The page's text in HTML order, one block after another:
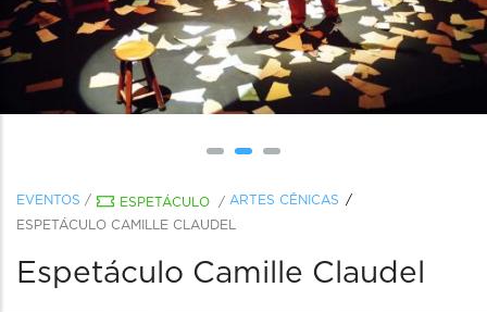
EVENTOS / ESPETÁCULO / ARTES CÊNICAS
ESPETÁCULO CAMILLE CLAUDEL
Espetáculo Camille Claudel